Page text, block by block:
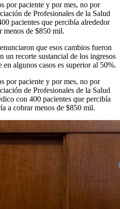
por paciente y por mes, no por
de Profesionales de la Salud
pacientes que percibía alrededor
menos de $850 mil.
que esos cambios fueron
un recorte sustancial de los ingresos
en algunos casos es superior al 50%.
por paciente y por mes, no por
de Profesionales de la Salud
con 400 pacientes que percibía
a cobrar menos de $850 mil.